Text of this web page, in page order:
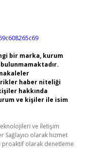
bir marka, kurum
haber niteliği
hakkında
ve kişiler ile isim
ve İletişim
Sağlayıcı olarak hizmet
proaktif olarak denetleme